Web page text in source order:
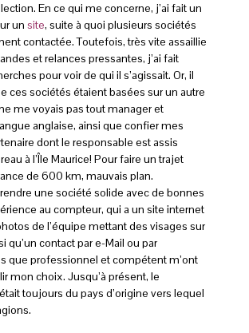
En ce qui me concerne, j’ai fait un
un site, suite à quoi plusieurs sociétés
contactée. Toutefois, très vite assaillie
et relances pressantes, j’ai fait
pour voir de qui il s’agissait. Or, il
ces sociétés étaient basées sur un autre
me voyais pas tout manager et
anglaise, ainsi que confier mes
dont le responsable est assis
à l’Île Maurice! Pour faire un trajet
de 600 km, mauvais plan.
une société solide avec de bonnes
au compteur, qui a un site internet
de l’équipe mettant des visages sur
qu’un contact par e-Mail ou par
que professionnel et compétent m’ont
mon choix. Jusqu’à présent, le
toujours du pays d’origine vers lequel